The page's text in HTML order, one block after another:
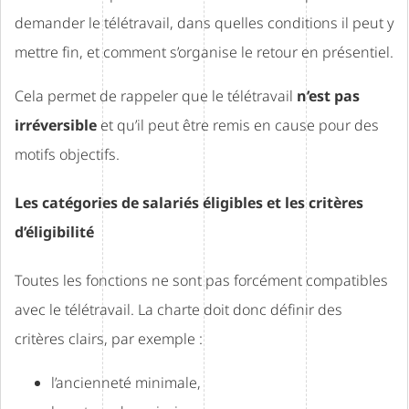
demander le télétravail, dans quelles conditions il peut y
mettre fin, et comment s’organise le retour en présentiel.
Cela permet de rappeler que le télétravail n’est pas
irréversible et qu’il peut être remis en cause pour des
motifs objectifs.
Les catégories de salariés éligibles et les critères
d’éligibilité
Toutes les fonctions ne sont pas forcément compatibles
avec le télétravail. La charte doit donc définir des
critères clairs, par exemple :
l’ancienneté minimale,